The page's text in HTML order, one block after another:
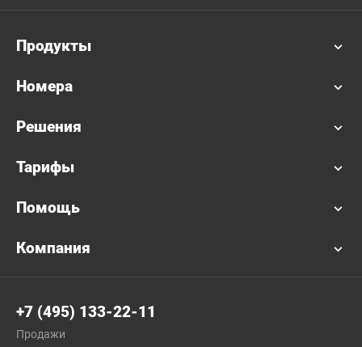
Продукты
Номера
Решения
Тарифы
Помощь
Компания
+7 (495) 133-22-11
Продажи